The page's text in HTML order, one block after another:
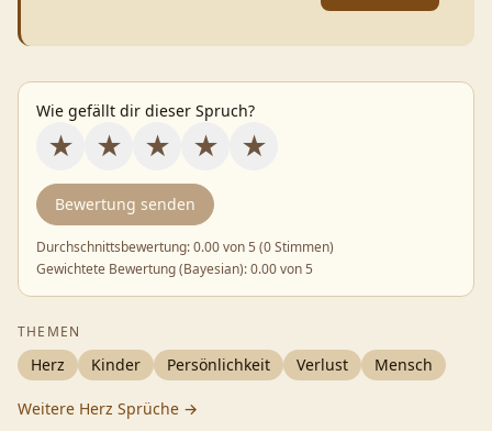
Wie gefällt dir dieser Spruch?
★ ★ ★ ★ ★
Bewertung senden
Durchschnittsbewertung:0.00von 5 (0 Stimmen)
Gewichtete Bewertung (Bayesian):0.00von 5
THEMEN
Herz Kinder Persönlichkeit Verlust Mensch
Weitere Herz Sprüche →